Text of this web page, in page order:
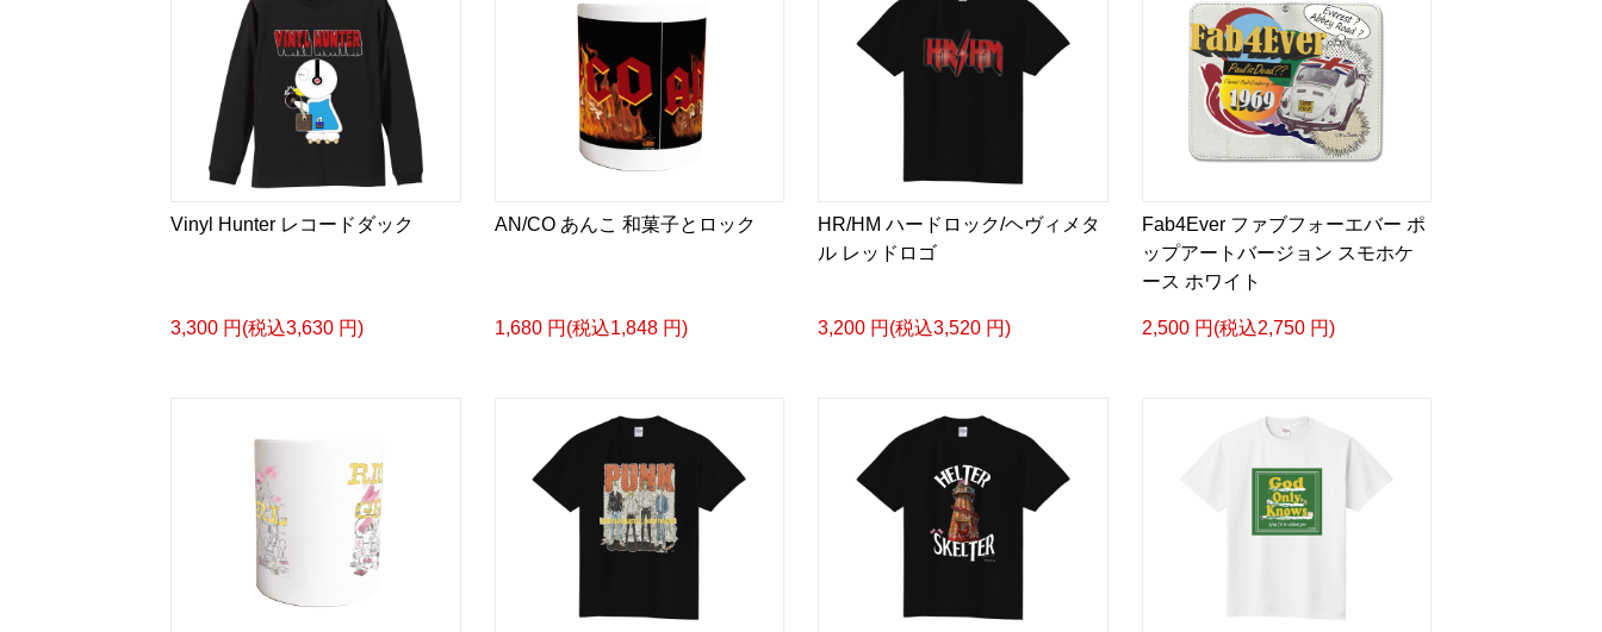
Vinyl Hunter レコードダック
3,300 円(税込3,630 円)
AN/CO あんこ 和菓子とロック
1,680 円(税込1,848 円)
HR/HM ハードロック/ヘヴィメタ
ル レッドロゴ
3,200 円(税込3,520 円)
Fab4Ever ファブフォーエバー ポ
ップアートバージョン スモホケ
ース ホワイト
2,500 円(税込2,750 円)